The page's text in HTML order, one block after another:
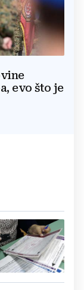
evo što je